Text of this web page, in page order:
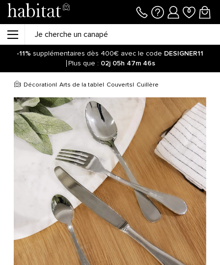
-11% supplémentaires dès 400€ avec le code DESIGNER11
Plus que : 02j 05h 47m 45s
Décoration Arts de la table Couverts Cuillère